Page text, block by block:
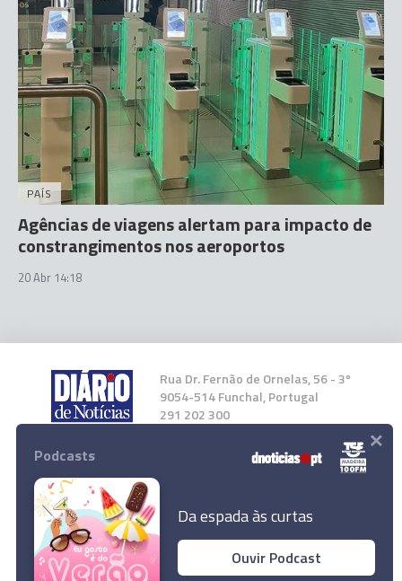
PAÍS
Agências de viagens alertam para impacto de
constrangimentos nos aeroportos
20 Abr 14:18
Rua Dr. Fernão de Ornelas, 56 - 3º
9054-514 Funchal, Portugal
291 202 300
Instale a nossa App
© 2026 Empresa Diário de Notícias, Lda.
Podcasts
Da espada às curtas
Ouvir Podcast
×